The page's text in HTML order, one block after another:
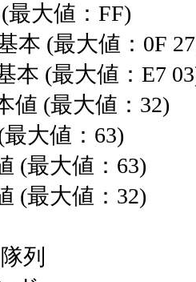
(最大値：FF)
本 (最大値：0F
本 (最大値：E7
値 (最大値：32)
最大値：63)
(最大値：63)
(最大値：32)
隊列